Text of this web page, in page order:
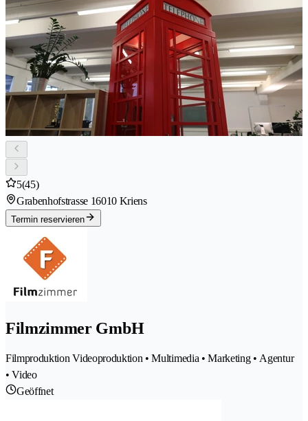
5(45)
Grabenhofstrasse 16010 Kriens
Termin reservieren
Filmzimmer GmbH
Filmproduktion Videoproduktion • Multimedia • Marketing • Agentur
• Video
Geöffnet